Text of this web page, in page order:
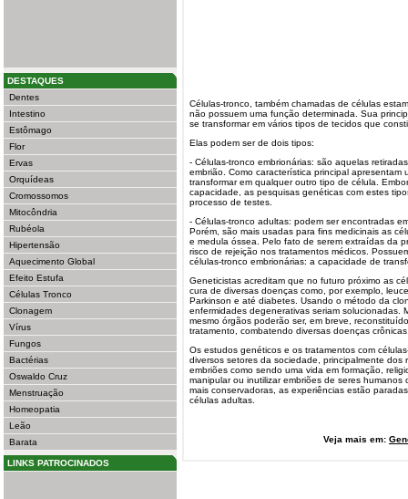
DESTAQUES
Dentes
Intestino
Estômago
Flor
Ervas
Orquídeas
Cromossomos
Mitocôndria
Rubéola
Hipertensão
Aquecimento Global
Efeito Estufa
Células Tronco
Clonagem
Vírus
Fungos
Bactérias
Oswaldo Cruz
Menstruação
Homeopatia
Leão
Barata
LINKS PATROCINADOS
Células-tronco, também chamadas de células
não possuem uma função determinada. Sua
se transformar em vários tipos de tecidos que
Elas podem ser de dois tipos:
- Células-tronco embrionárias: são aquelas
embrião. Como característica principal apresentam
transformar em qualquer outro tipo de célula.
capacidade, as pesquisas genéticas com estes
processo de testes.
- Células-tronco adultas: podem ser encontradas
Porém, são mais usadas para fins medicinais as
e medula óssea. Pelo fato de serem extraídas da
risco de rejeição nos tratamentos médicos.
células-tronco embrionárias: a capacidade de
Geneticistas acreditam que no futuro próximo as
cura de diversas doenças como, por exemplo,
Parkinson e até diabetes. Usando o método da
enfermidades degenerativas seriam solucionadas.
mesmo órgãos poderão ser, em breve,
tratamento, combatendo diversas doenças
Os estudos genéticos e os tratamentos com
diversos setores da sociedade, principalmente dos
embriões como sendo uma vida em formação,
manipular ou inutilizar embriões de seres
mais conservadoras, as experiências estão
células adultas.
Veja mais em: